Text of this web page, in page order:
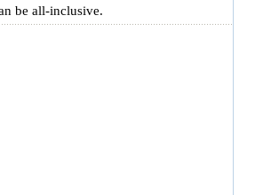
be all-inclusive.